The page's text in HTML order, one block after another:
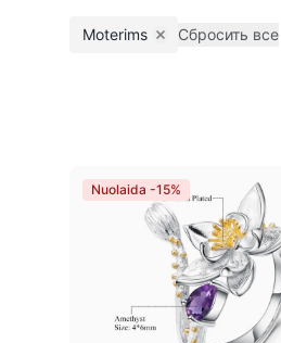
Moterims Remove filter
Сбросить все
Nuolaida -15%